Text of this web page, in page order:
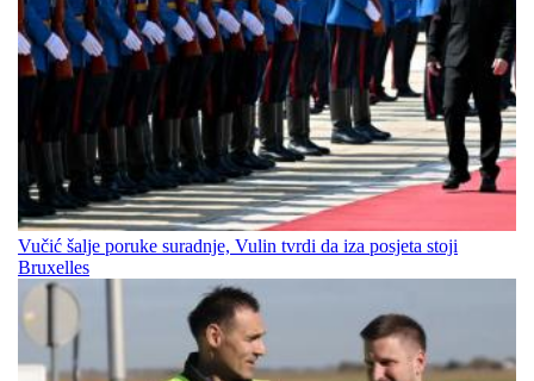
Vučić šalje poruke suradnje, Vulin tvrdi da iza posjeta stoji
Bruxelles